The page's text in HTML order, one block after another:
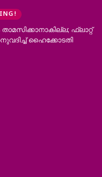
ഫ്ലാറ്റ് കുത്തിയിരിപ്പ്